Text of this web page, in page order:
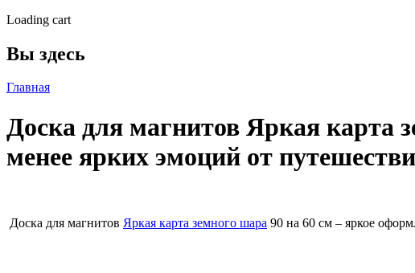
Loading cart
Вы здесь
Главная
Доска для магнитов Яркая карта
менее ярких эмоций от
Доска для магнитов Яркая карта земного шара 90 на 60 см – яркое